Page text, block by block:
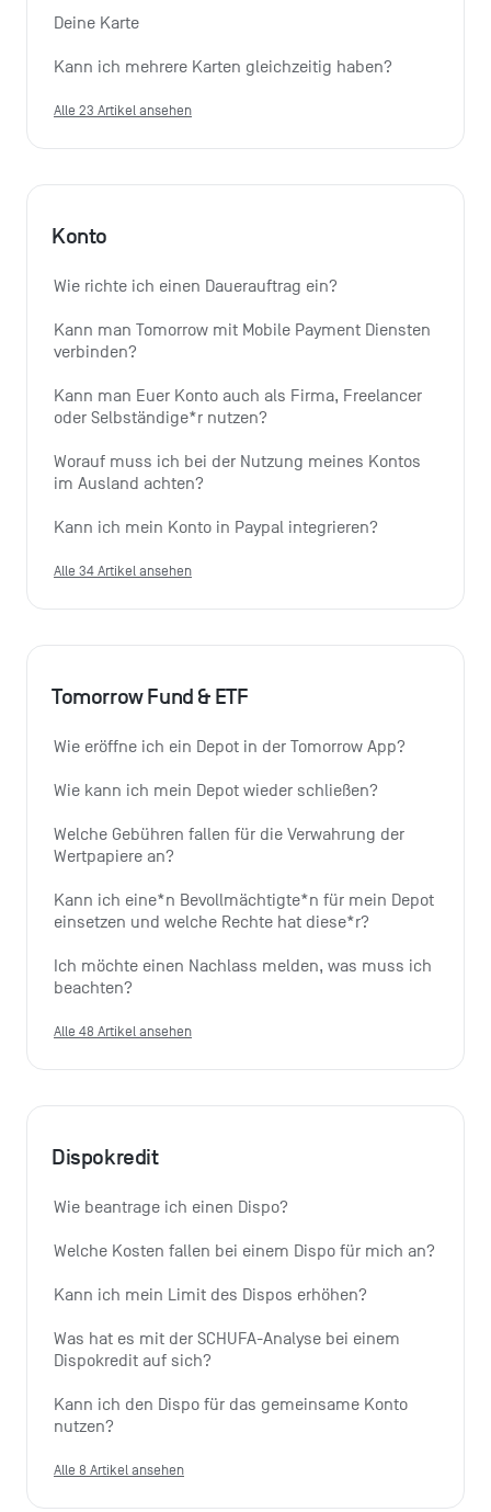
Deine Karte
Kann ich mehrere Karten gleichzeitig haben?
Alle 23 Artikel ansehen
Konto
Wie richte ich einen Dauerauftrag ein?
Kann man Tomorrow mit Mobile Payment Diensten
verbinden?
Kann man Euer Konto auch als Firma, Freelancer
oder Selbständige*r nutzen?
Worauf muss ich bei der Nutzung meines Kontos
im Ausland achten?
Kann ich mein Konto in Paypal integrieren?
Alle 34 Artikel ansehen
Tomorrow Fund & ETF
Wie eröffne ich ein Depot in der Tomorrow App?
Wie kann ich mein Depot wieder schließen?
Welche Gebühren fallen für die Verwahrung der
Wertpapiere an?
Kann ich eine*n Bevollmächtigte*n für mein Depot
einsetzen und welche Rechte hat diese*r?
Ich möchte einen Nachlass melden, was muss ich
beachten?
Alle 48 Artikel ansehen
Dispokredit
Wie beantrage ich einen Dispo?
Welche Kosten fallen bei einem Dispo für mich an?
Kann ich mein Limit des Dispos erhöhen?
Was hat es mit der SCHUFA-Analyse bei einem
Dispokredit auf sich?
Kann ich den Dispo für das gemeinsame Konto
nutzen?
Alle 8 Artikel ansehen